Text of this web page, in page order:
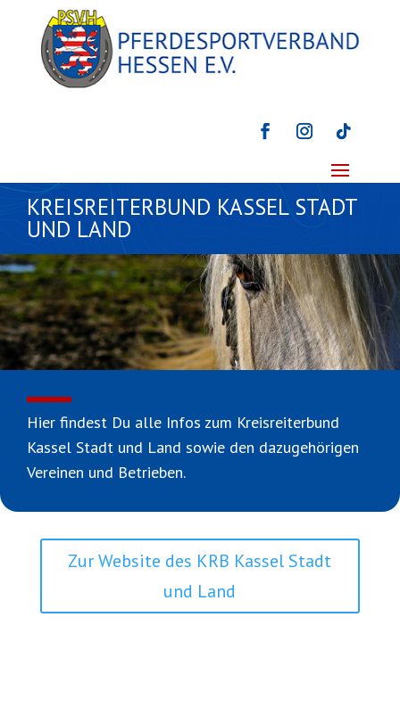
KREISREITERBUND KASSEL STADT
UND LAND
Hier findest Du alle Infos zum Kreisreiterbund
Kassel Stadt und Land sowie den dazugehörigen
Vereinen und Betrieben.
Zur Website des KRB Kassel Stadt
und Land